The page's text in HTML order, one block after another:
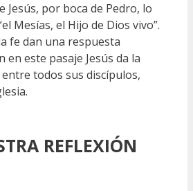
Jesús, por boca de Pedro, lo
Mesías, el Hijo de Dios vivo”.
fe dan una respuesta
en este pasaje Jesús da la
todos sus discípulos,
REFLEXIÓN